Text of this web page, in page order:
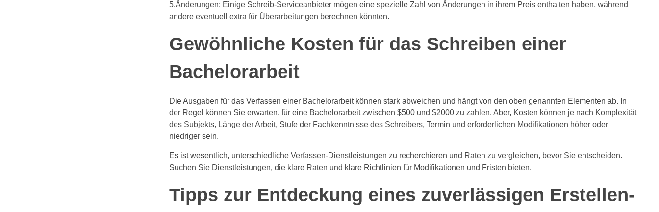
5.Änderungen: Einige Schreib-Serviceanbieter mögen eine spezielle Zahl von Änderungen in ihrem Preis enthalten haben, während
andere eventuell extra für Überarbeitungen berechnen könnten.
Gewöhnliche Kosten für das Schreiben einer
Bachelorarbeit
Die Ausgaben für das Verfassen einer Bachelorarbeit können stark abweichen und hängt von den oben genannten Elementen ab. In
der Regel können Sie erwarten, für eine Bachelorarbeit zwischen $500 und $2000 zu zahlen. Aber, Kosten können je nach Komplexität
des Subjekts, Länge der Arbeit, Stufe der Fachkenntnisse des Schreibers, Termin und erforderlichen Modifikationen höher oder
niedriger sein.
Es ist wesentlich, unterschiedliche Verfassen-Dienstleistungen zu recherchieren und Raten zu vergleichen, bevor Sie entscheiden.
Suchen Sie Dienstleistungen, die klare Raten und klare Richtlinien für Modifikationen und Fristen bieten.
Tipps zur Entdeckung eines zuverlässigen Erstellen-